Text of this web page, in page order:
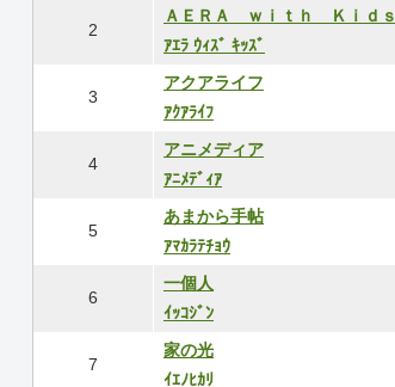
2
ＡＥＲＡ ｗｉｔｈ Ｋｉｄｓ
ｱｴﾗ ｳｨｽﾞ ｷｯｽﾞ
3
アクアライフ
ｱｸｱﾗｲﾌ
4
アニメディア
ｱﾆﾒﾃﾞｨｱ
5
あまから手帖
ｱﾏｶﾗﾃﾁｮｳ
6
一個人
ｲｯｺｼﾞﾝ
7
家の光
ｲｴﾉﾋｶﾘ